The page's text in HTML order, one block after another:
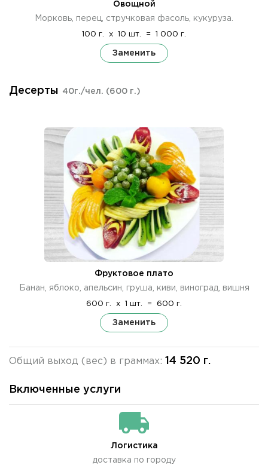
Овощной
Морковь, перец, стручковая фасоль, кукуруза.
100 г. x 10 шт. = 1 000 г.
Заменить
Десерты 40г./чел. (600 г.)
Фруктовое плато
Банан, яблоко, апельсин, груша, киви, виноград, вишня
600 г. x 1 шт. = 600 г.
Заменить
Общий выход (вес) в граммах: 14 520 г.
Включенные услуги
Логистика
доставка по городу